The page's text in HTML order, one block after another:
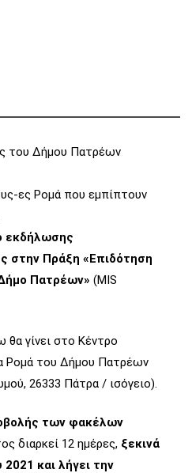
του Δήμου Πατρέων
ες Ρομά που εμπίπτουν
εκδήλωσης
στην Πράξη «Επιδότηση
Πατρέων» (MIS
γίνει στο Κέντρο
Ρομά του Δήμου Πατρέων
26333 Πάτρα / ισόγειο).
των φακέλων
διαρκεί 12 ημέρες, ξεκινά
2021 και λήγει την